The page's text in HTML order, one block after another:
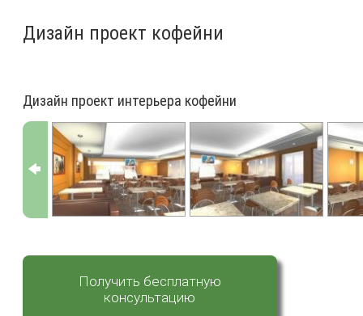
Дизайн проект кофейни
Дизайн проект интерьера кофейни
Получить бесплатную
консультацию